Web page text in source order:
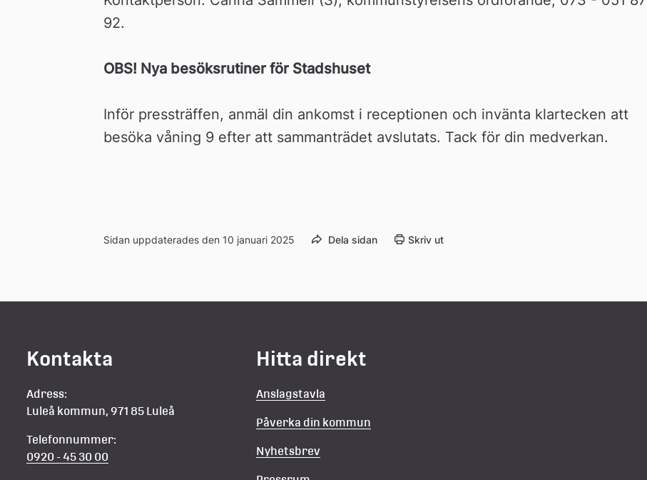
92.
OBS! Nya besöksrutiner för Stadshuset
Inför pressträffen, anmäl din ankomst i receptionen och invänta klartecken att
besöka våning 9 efter att sammanträdet avslutats. Tack för din medverkan.
Sidan uppdaterades den 10 januari 2025 Dela sidan Skriv ut
Kontakta
Adress:
Luleå kommun, 971 85 Luleå
Telefonnummer:
0920 - 45 30 00
Hitta direkt
Anslagstavla
Påverka din kommun
Nyhetsbrev